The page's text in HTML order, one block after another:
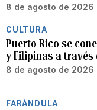
8 de agosto de 2026
CULTURA
Puerto Rico se
y Filipinas a través
8 de agosto de 2026
FARÁNDULA